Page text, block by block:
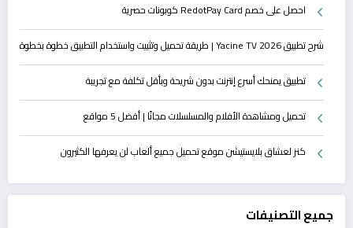
احصل على خصم RedotPay Card كوبونات حصرية
شرح تطبيق Yacine TV 2026 | طريقة تحميل وتثبيت واستخدام التطبيق خطوة بخطوة
تطبيق يمنحك أسرع إنترنت بدون شريحة وبأقل تكلفة مع تجريبة
تحميل ومشاهدة الأفلام والمسلسلات مجانًا | أفضل 5 مواقع
كنز لعشاق بلايستيشن موقع تحميل جميع ألعاب لن يعرفها الكثيرون
جميع التصنيفات